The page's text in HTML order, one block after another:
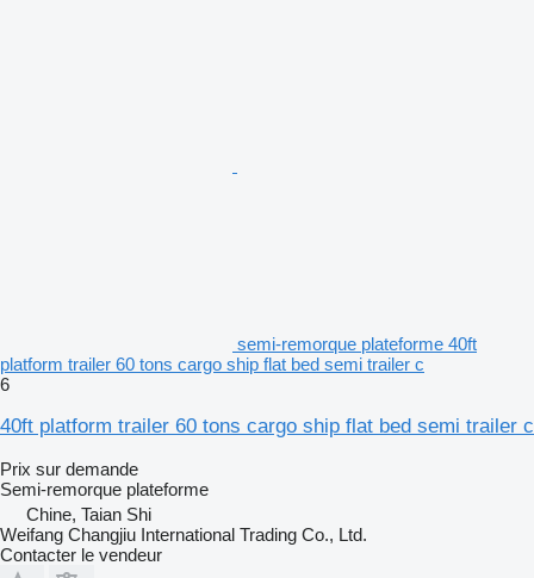
semi-remorque plateforme 40ft
platform trailer 60 tons cargo ship flat bed semi trailer c
6
40ft platform trailer 60 tons cargo ship flat bed semi trailer c
Prix sur demande
Semi-remorque plateforme
Chine, Taian Shi
Weifang Changjiu International Trading Co., Ltd.
Contacter le vendeur